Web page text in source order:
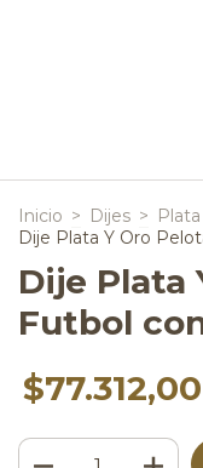
Inicio > Dijes >
Dije Plata Y Oro
Dije Plata
Futbol
$77.312,00